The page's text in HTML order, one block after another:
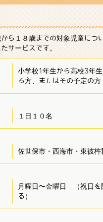
ら１８歳までの対象児童につ
サービスです。
小学校1年生から高校3年
る方、またはその予定の方
１日１０名
佐世保市・西海市・東彼杵
月曜日〜金曜日 （祝日を
る）